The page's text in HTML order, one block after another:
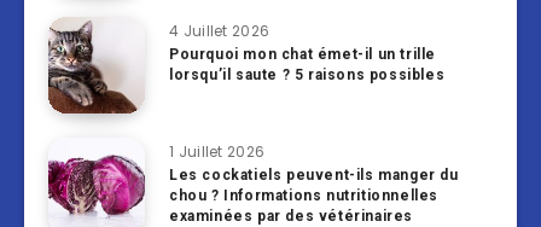
4 Juillet 2026
Pourquoi mon chat émet-il un trille
lorsqu’il saute ? 5 raisons possibles
1 Juillet 2026
Les cockatiels peuvent-ils manger du
chou ? Informations nutritionnelles
examinées par des vétérinaires